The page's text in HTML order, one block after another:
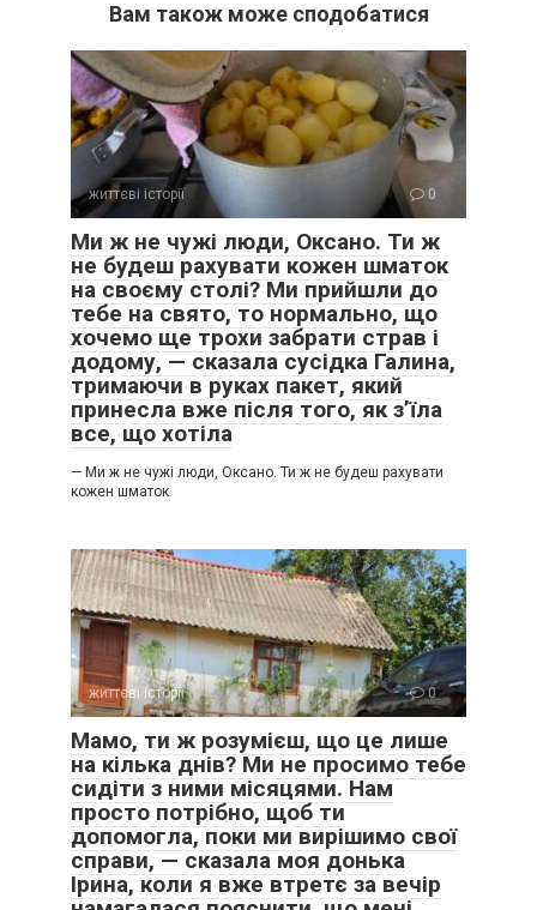
Вам також може сподобатися
життєві історії 0
Ми ж не чужі люди, Оксано. Ти ж
не будеш рахувати кожен шматок
на своєму столі? Ми прийшли до
тебе на свято, то нормально, що
хочемо ще трохи забрати страв і
додому, — сказала сусідка Галина,
тримаючи в руках пакет, який
принесла вже після того, як з’їла
все, що хотіла
— Ми ж не чужі люди, Оксано. Ти ж не будеш рахувати
кожен шматок
життєві історії 0
Мамо, ти ж розумієш, що це лише
на кілька днів? Ми не просимо тебе
сидіти з ними місяцями. Нам
просто потрібно, щоб ти
допомогла, поки ми вирішимо свої
справи, — сказала моя донька
Ірина, коли я вже втретє за вечір